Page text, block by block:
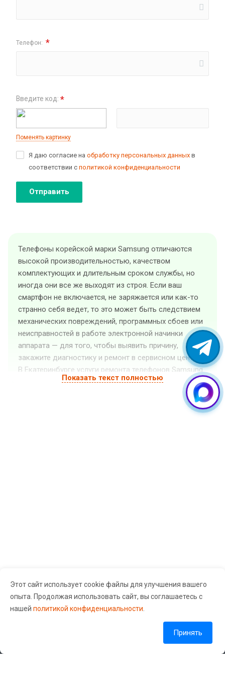
Телефон: *
Введите код: *
Поменять картинку
Я даю согласие на обработку персональных данных в
соответствии с политикой конфиденциальности
Отправить
Телефоны корейской марки Samsung отличаются
высокой производительностью, качеством
комплектующих и длительным сроком службы, но
иногда они все же выходят из строя. Если ваш
смартфон не включается, не заряжается или как-то
странно себя ведет, то это может быть следствием
механических повреждений, программных сбоев или
неисправностей в работе электронной начинки
аппарата — для того, чтобы выявить причину,
закажите диагностику и ремонт в сервисном центре.
В Екатеринбурге услуги ремонта телефонов Samsung
оказывает «GuruGSM». Квалифицированные
специалисты выполнят ремонт телефона Samsung
любой сложности, а также установят на него любые
внедряет огромное количество функций, которые со
временем железо перестает «вывозить». В
результате это может привести к перегреву, а также к
проблемам с аккумулятором и другими внутренними
Показать текст полностью
Сервисный центр «Guru Gsm» © 2026 Все права защищены.
Этот сайт использует cookie файлы для улучшения вашего
опыта. Продолжая использовать сайт, вы соглашаетесь с
нашей политикой конфиденциальности
Принять